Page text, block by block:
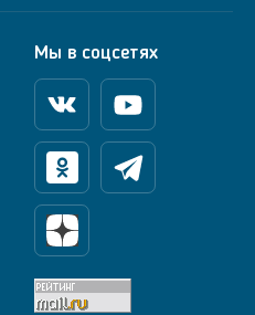
Мы в соцсетях
ВконтактеYoutube
ОдноклассникиТелеграм
Яндекс Дзен